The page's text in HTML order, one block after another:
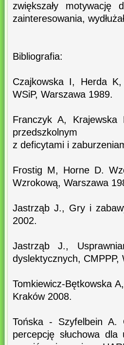
zwiększały motywację
zainteresowania,
Bibliografia:
Czajkowska I, Herda
WSiP, Warszawa 1989.
Franczyk A,
przedszkolnym
z deficytami i
Frostig M, Horne D.
Wzrokową, Warszawa
Jastrząb J., Gry i
2002.
Jastrząb J.,
dyslektycznych, CMPPP,
Tomkiewicz-Bętkowska
Kraków 2008.
Tońska - Szyfelbein A.
percepcję słuchowa